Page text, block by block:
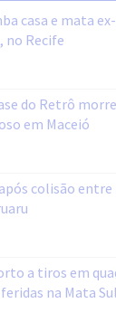
casa e mata
no Recife
do Retrô
em Maceió
colisão
a tiros em
na Mata